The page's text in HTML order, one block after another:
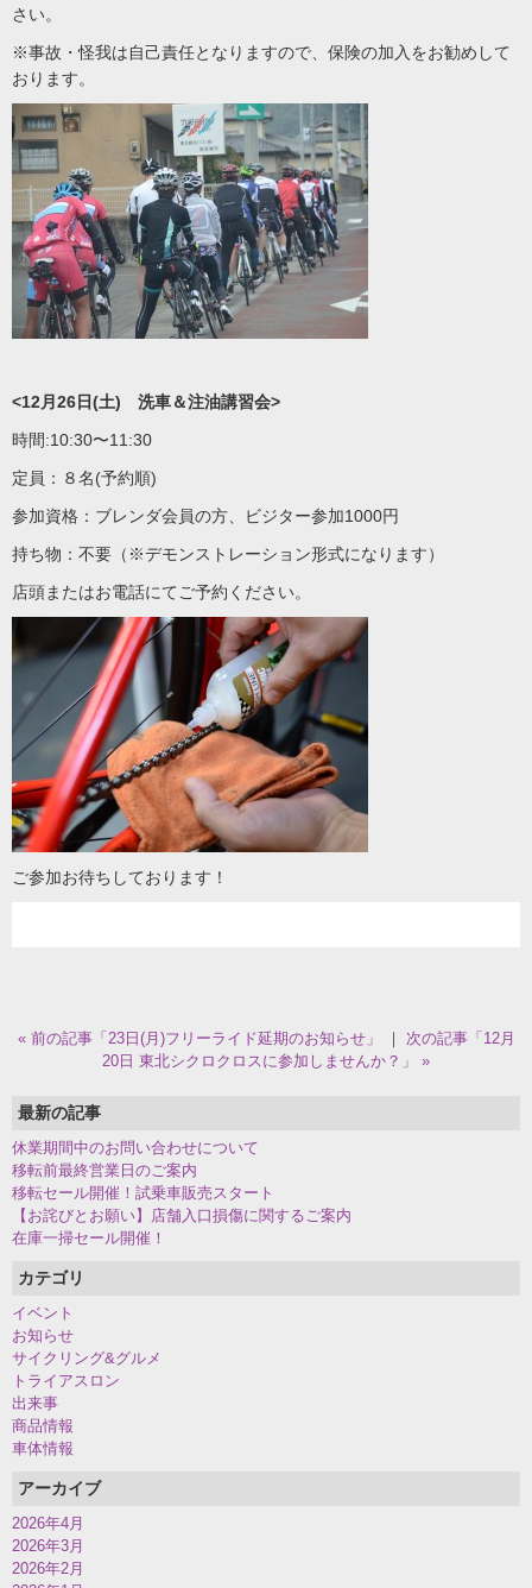
さい。
※事故・怪我は自己責任となりますので、保険の加入をお勧めして
おります。
<12月26日(土) 洗車＆注油講習会>
時間:10:30〜11:30
定員：８名(予約順)
参加資格：ブレンダ会員の方、ビジター参加1000円
持ち物：不要（※デモンストレーション形式になります）
店頭またはお電話にてご予約ください。
ご参加お待ちしております！
« 前の記事「23日(月)フリーライド延期のお知らせ」 ｜ 次の記事「12月
20日 東北シクロクロスに参加しませんか？」 »
最新の記事
休業期間中のお問い合わせについて
移転前最終営業日のご案内
移転セール開催！試乗車販売スタート
【お詫びとお願い】店舗入口損傷に関するご案内
在庫一掃セール開催！
カテゴリ
イベント
お知らせ
サイクリング&グルメ
トライアスロン
出来事
商品情報
車体情報
アーカイブ
2026年4月
2026年3月
2026年2月